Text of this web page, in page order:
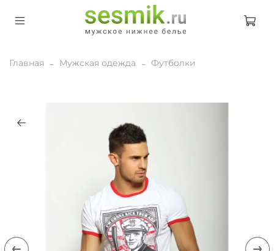
Главная Мужская одежда Футболки